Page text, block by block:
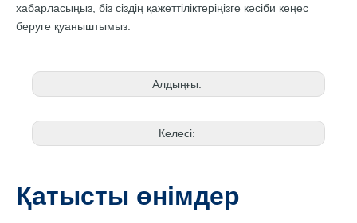
хабарласыңыз, біз сіздің қажеттіліктеріңізге кәсіби кеңес
беруге қуаныштымыз.
Алдыңғы:
Келесі:
Қатысты өнімдер